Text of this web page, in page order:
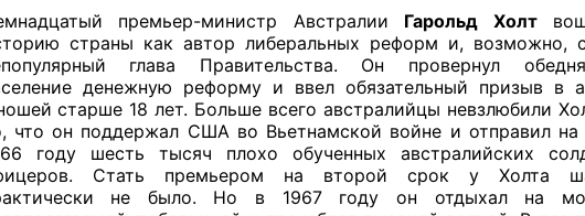
премьер-министр Австралии Гарольд Холт
страны как автор либеральных реформ и, возможно,
глава Правительства. Он провернул
денежную реформу и ввел обязательный призыв в
старше 18 лет. Больше всего австралийцы невзлюбили
что он поддержал США во Вьетнамской войне и отправил на
году шесть тысяч плохо обученных австралийских
Стать премьером на второй срок у Холта
не было. Но в 1967 году он отдыхал на